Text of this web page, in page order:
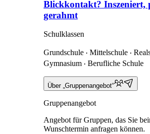
Blickkontakt? Inszeniert,
gerahmt
Schulklassen
Grundschule ‧ Mittelschule ‧
Gymnasium ‧ Berufliche Schule
Über „Gruppenangebot“
Gruppenangebot
Angebot für Gruppen, das Sie
Wunschtermin anfragen können.